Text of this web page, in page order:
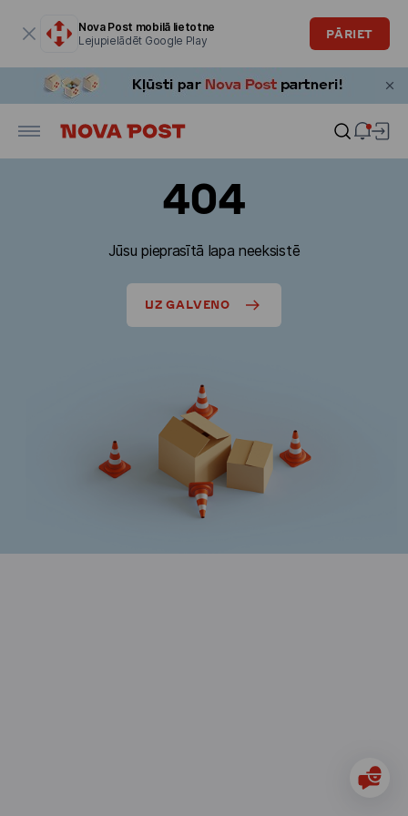
Nova Post mobilā lietotne
Lejupielādēt Google Play
PĀRIET
404
Jūsu pieprasītā lapa neeksistē
UZ GALVENO